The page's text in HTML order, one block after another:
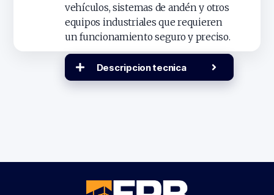
vehículos, sistemas de andén y otros
equipos industriales que requieren
un funcionamiento seguro y preciso.
Descripcion tecnica